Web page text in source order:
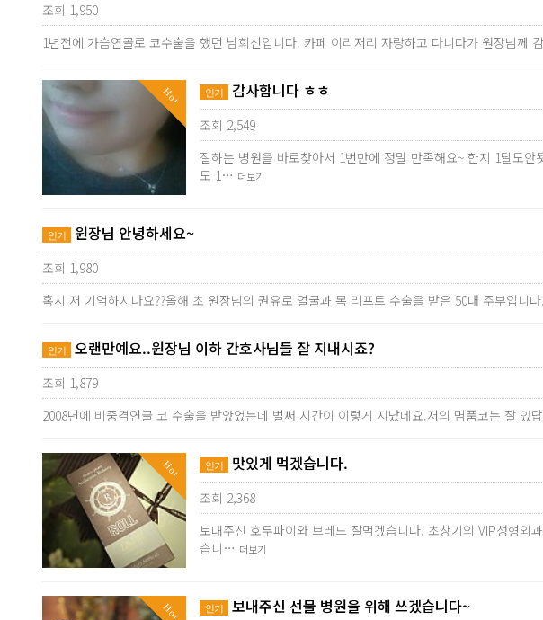
조회 1,950
1년전에 가슴연골로 코수술을 했던 남희선입니다. 카페 이리저리 자랑하고 다니다가 원장님
Hot 인기 감사합니다 ㅎㅎ
조회 2,549
잘하는 병원을 바로찾아서 1번만에 정말 만족해요~ 한지 1달도
도 1… 더보기
인기 원장님 안녕하세요~
조회 1,980
혹시 저 기억하시나요??올해 초 원장님의 권유로 얼굴과 목 리프트 수술을 받은 50대 주부입
인기 오랜만예요..원장님 이하 간호사님들 잘 지내시죠?
조회 1,879
2008년에 비중격연골 코 수술을 받았었는데 벌써 시간이 이렇게 지났네요.저의 몀품코는 잘
Hot 인기 맛있게 먹겠습니다.
조회 2,368
보내주신 호두파이와 브레드 잘먹겠습니다. 초창기의 VIP성형
습니… 더보기
Hot 인기 보내주신 선물 병원을 위해 쓰겠습니다~